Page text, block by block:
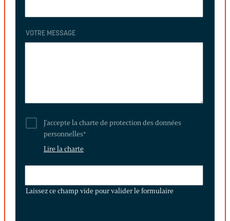
VOTRE MESSAGE
J'accepte la charte de protection des données
personnelles*
Lire la charte
CHAMP
Laissez ce champ vide pour valider le formulaire